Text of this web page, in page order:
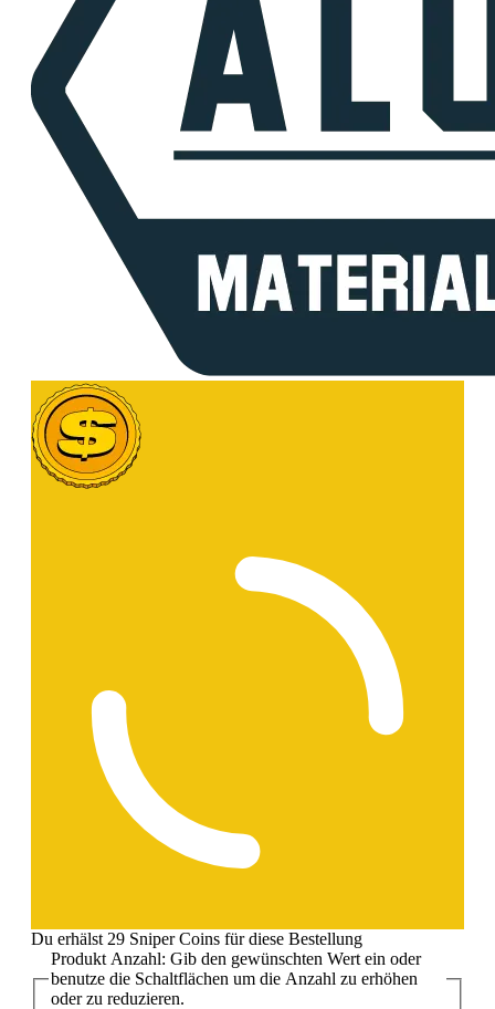
Du erhälst 29 Sniper Coins für diese Bestellung
Produkt Anzahl: Gib den gewünschten Wert ein oder
benutze die Schaltflächen um die Anzahl zu erhöhen
oder zu reduzieren.